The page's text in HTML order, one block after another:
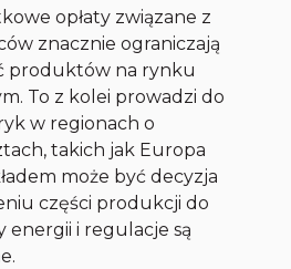
opłaty związane z
znacznie ograniczają
produktów na rynku
To z kolei prowadzi do
w regionach o
takich jak Europa
może być decyzja
części produkcji do
energii i regulacje są